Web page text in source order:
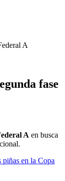
fase
A en busca
en la Copa